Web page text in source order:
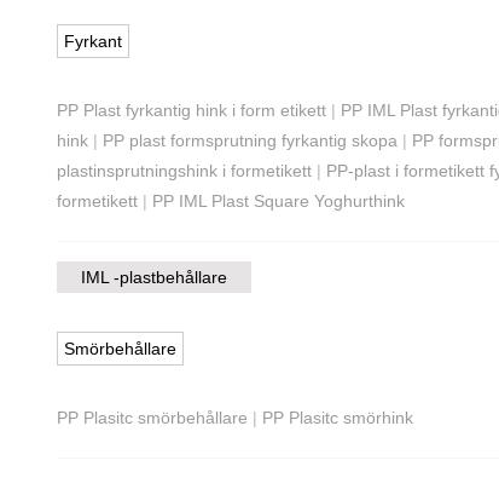
Fyrkant
PP Plast fyrkantig hink i form etikett | PP IML Plast
hink | PP plast formsprutning fyrkantig skopa | PP
plastinsprutningshink i formetikett | PP-plast i formetikett
formetikett | PP IML Plast Square Yoghurthink
IML -plastbehållare
Smörbehållare
PP Plasitc smörbehållare | PP Plasitc smörhink